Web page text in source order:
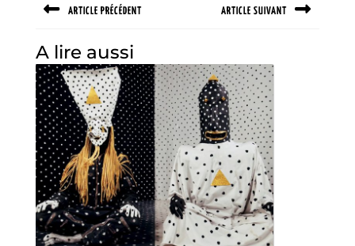
de
l’article
ARTICLE PRÉCÉDENT
Previous
post:
ARTICLE SUIVANT
post:
A lire aussi